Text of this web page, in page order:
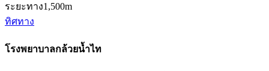
ระยะทาง1,500m
ทิศทาง
โรงพยาบาลกล้วยน้ำไท